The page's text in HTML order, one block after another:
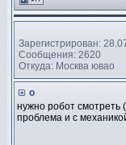
Зарегистрирован:
Сообщения: 2620
Откуда: Москва ювао
о
нужно робот смотреть
проблема и с